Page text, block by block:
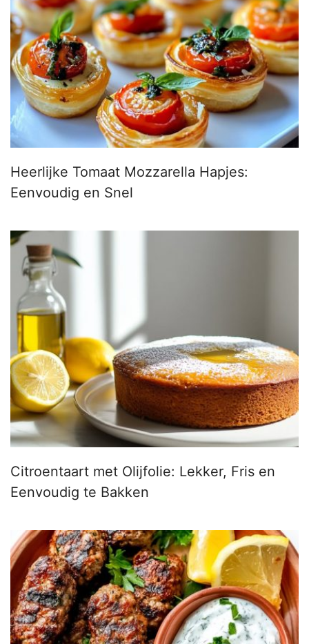
Heerlijke Tomaat Mozzarella Hapjes:
Eenvoudig en Snel
Citroentaart met Olijfolie: Lekker, Fris en
Eenvoudig te Bakken